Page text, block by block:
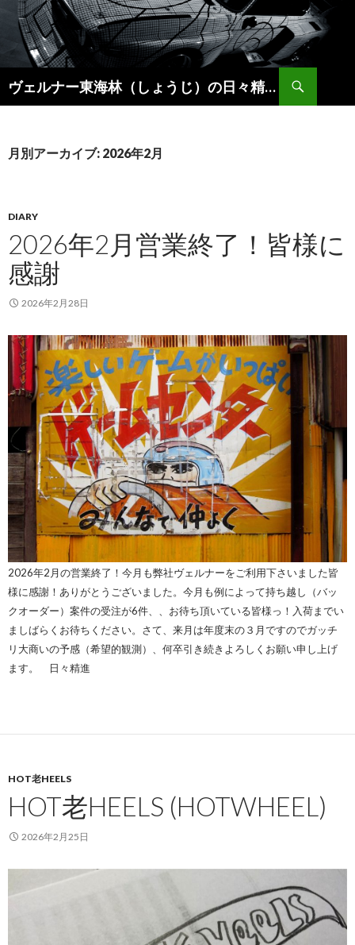
ヴェルナー東海林（しょうじ）の日々精進。
索
ン
キ
ッ
プ
月別アーカイブ: 2026年2月
DIARY
2026年2月営業終了！皆様に
感謝
2026年2月28日
2026年2月の営業終了！今月も弊社ヴェルナーをご利用下さいました皆
様に感謝！ありがとうございました。今月も例によって持ち越し（バッ
クオーダー）案件の受注が6件、、お待ち頂いている皆様っ！入荷までい
ましばらくお待ちください。さて、来月は年度末の３月ですのでガッチ
リ大商いの予感（希望的観測）、何卒引き続きよろしくお願い申し上げ
ます。 日々精進
HOT老HEELS
HOT老HEELS (HOTWHEEL)
2026年2月25日